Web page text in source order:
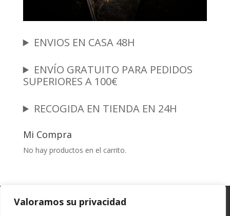
Valoramos su privacidad
ENVIOS EN CASA 48H
ENVÍO GRATUITO PARA PEDIDOS
SUPERIORES A 100€
RECOGIDA EN TIENDA EN 24H
Mi Compra
No hay productos en el carrito.
Garantia y Autenticidad